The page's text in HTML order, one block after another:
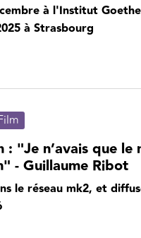
à l'Institut
à Strasbourg
: "Je n’avais que le
- Guillaume Ribot
le réseau mk2, et